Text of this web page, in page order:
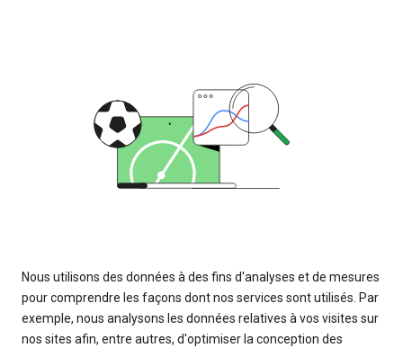
Nous utilisons des données à des fins d'analyses et de mesures
pour comprendre les façons dont nos services sont utilisés. Par
exemple, nous analysons les données relatives à vos visites sur
nos sites afin, entre autres, d'optimiser la conception des